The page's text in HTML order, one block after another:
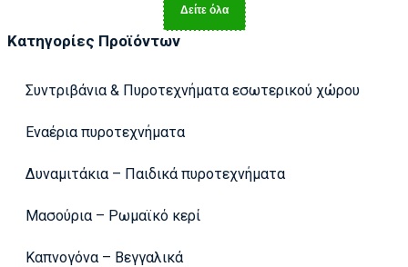
Δείτε όλα
Κατηγορίες Προϊόντων
Συντριβάνια & Πυροτεχνήματα εσωτερικού χώρου
Εναέρια πυροτεχνήματα
Δυναμιτάκια – Παιδικά πυροτεχνήματα
Μασούρια – Ρωμαϊκό κερί
Καπνογόνα – Βεγγαλικά